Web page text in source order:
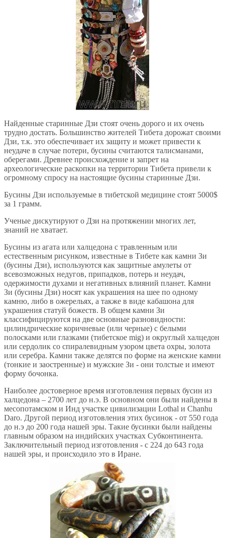
Найденные старинные Дзи стоят очень дорого и их очень
трудно достать. Большинство жителей Тибета дорожат своими
Дзи, т.к. это обеспечивает их защиту и может привести к
неудаче в случае потери, бусины считаются талисманами,
оберегами. Древнее происхождение и запрет на
археологические раскопки на территории Тибета привели к
огромному спросу на настоящие бусины старинные Дзи.
Бусины Дзи используемые в тибетской медицине стоят 5000$
за 1 грамм.
Ученые дискутируют о Дзи на протяжении многих лет,
знаний не хватает.
Бусины из агата или халцедона с травленным или
естественным рисунком, известные в Тибете как камни Зи
(бусины Дзи), используются как защитные амулеты от
всевозможных недугов, припадков, потерь и неудач,
одержимости духами и негативных влияний планет. Камни
Зи (бусины Дзи) носят как украшения на шее по одному
камню, либо в ожерельях, а также в виде кабашона для
украшения статуй божеств. В общем камни Зи
классифицируются на две основные разновидности:
цилиндрические коричневые (или черные) с белыми
полосками или глазками (тибетское mig) и округлый халцедон
или сердолик со спиралевидным узором цвета охры, золота
или серебра. Камни также делятся по форме на женские камни
(тонкие и заостренные) и мужские Зи - они толстые и имеют
форму бочонка.
Наиболее достоверное время изготовления первых бусин из
халцедона – 2700 лет до н.э. В основном они были найдены в
месопотамском и Инд участке цивилизации Lothal и Chanhu
Daro. Другой период изготовления этих бусинок - от 550 года
до н.э до 200 года нашей эры. Такие бусинки были найдены
главным образом на индийских участках Субконтинента.
Заключительный период изготовления - с 224 до 643 года
нашей эры, и происходило это в Иране.